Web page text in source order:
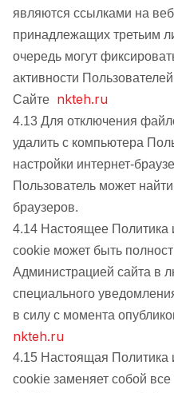
являются ссылками на
принадлежащих третьим
очередь могут
активности
Сайте nkteh.ru
4.13 Для отключения
удалить с компьютера
настройки интернет-
Пользователь может
браузеров.
4.14 Настоящее Политика
cookie может быть
Администрацией сайта в
специального
в силу с момента
nkteh.ru
4.15 Настоящая Политика
cookie заменяет собой